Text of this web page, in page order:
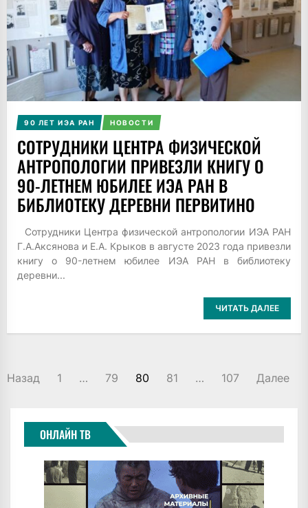
90 ЛЕТ ИЭА РАН НОВОСТИ
СОТРУДНИКИ ЦЕНТРА ФИЗИЧЕСКОЙ
АНТРОПОЛОГИИ ПРИВЕЗЛИ КНИГУ О
90-ЛЕТНЕМ ЮБИЛЕЕ ИЭА РАН В
БИБЛИОТЕКУ ДЕРЕВНИ ПЕРВИТИНО
Сотрудники Центра физической антропологии ИЭА РАН
Г.А.Аксянова и Е.А. Крыков в августе 2023 года привезли
книгу о 90-летнем юбилее ИЭА РАН в библиотеку
деревни...
ЧИТАТЬ ДАЛЕЕ
ПАГИНАЦИЯ
Назад 1 … 79 80 81 … 107 Далее
ОНЛАЙН ТВ